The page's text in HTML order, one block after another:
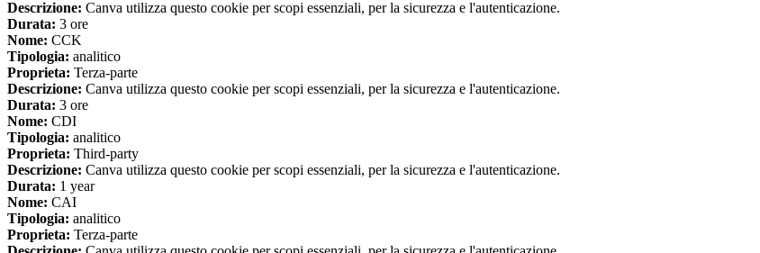
Descrizione: Canva utilizza questo cookie per scopi essenziali, per la sicurezza e l'autenticazione.
Durata: 3 ore
Nome: CCK
Tipologia: analitico
Proprieta: Terza-parte
Descrizione: Canva utilizza questo cookie per scopi essenziali, per la sicurezza e l'autenticazione.
Durata: 3 ore
Nome: CDI
Tipologia: analitico
Proprieta: Third-party
Descrizione: Canva utilizza questo cookie per scopi essenziali, per la sicurezza e l'autenticazione.
Durata: 1 year
Nome: CAI
Tipologia: analitico
Proprieta: Terza-parte